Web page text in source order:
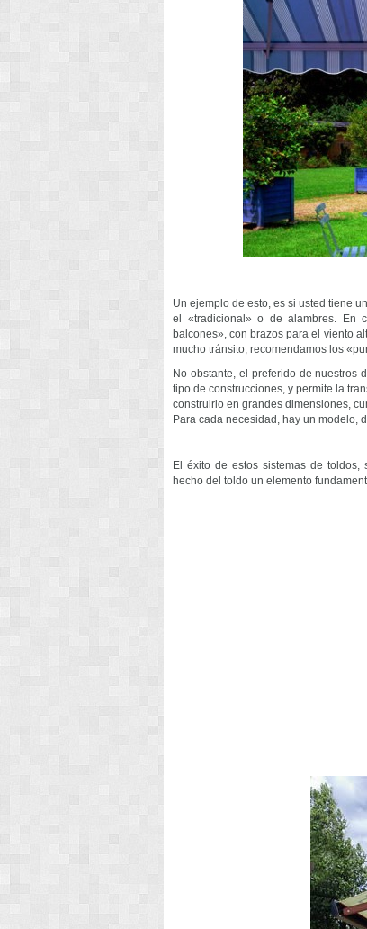
Un ejemplo de esto, es si usted tiene
el «tradicional» o de alambres. En
balcones», con brazos para el viento
mucho tránsito, recomendamos los
No obstante, el preferido de nuestros
tipo de construcciones, y permite la
construirlo en grandes dimensiones,
Para cada necesidad, hay un modelo,
El éxito de estos sistemas de
hecho del toldo un elemento